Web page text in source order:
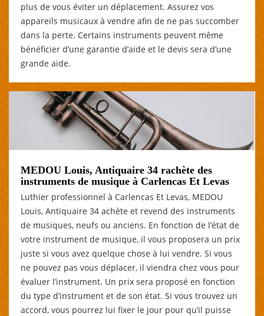
plus de vous éviter un déplacement. Assurez vos
appareils musicaux à vendre afin de ne pas succomber
dans la perte. Certains instruments peuvent même
bénéficier d’une garantie d’aide et le devis sera d’une
grande aide.
MEDOU Louis, Antiquaire 34 rachète des
instruments de musique à Carlencas Et Levas
Luthier professionnel à Carlencas Et Levas, MEDOU
Louis, Antiquaire 34 achète et revend des instruments
de musiques, neufs ou anciens. En fonction de l’état de
votre instrument de musique, il vous proposera un prix
juste si vous avez quelque chose à lui vendre. Si vous
ne pouvez pas vous déplacer, il viendra chez vous pour
évaluer l’instrument. Un prix sera proposé en fonction
du type d’instrument et de son état. Si vous trouvez un
accord, vous pourrez lui fixer le jour pour qu’il puisse